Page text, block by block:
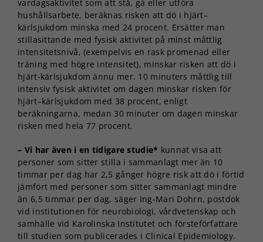
vardagsaktivitet som att stå, gå eller utföra
hushållsarbete, beräknas risken att dö i hjärt–
kärlsjukdom minska med 24 procent. Ersätter man
stillasittande med fysisk aktivitet på minst måttlig
intensitetsnivå, (exempelvis en rask promenad eller
träning med högre intensitet), minskar risken att dö i
hjärt-kärlsjukdom ännu mer. 10 minuters måttlig till
intensiv fysisk aktivitet om dagen minskar risken för
hjärt–kärlsjukdom med 38 procent, enligt
beräkningarna, medan 30 minuter om dagen minskar
risken med hela 77 procent.
– Vi har även i en tidigare studie* kunnat visa att
personer som sitter stilla i sammanlagt mer än 10
timmar per dag har 2,5 gånger högre risk att dö i förtid
jämfört med personer som sitter sammanlagt mindre
än 6,5 timmar per dag, säger Ing-Mari Dohrn, postdok
vid institutionen för neurobiologi, vårdvetenskap och
samhälle vid Karolinska Institutet och försteförfattare
till studien som publicerades i Clinical Epidemiology.